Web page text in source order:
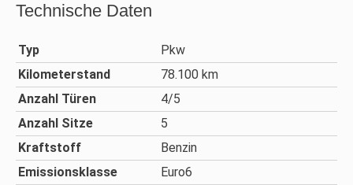
Technische Daten
Typ
Pkw
Kilometerstand
78.100 km
Anzahl Türen
4/5
Anzahl Sitze
5
Kraftstoff
Benzin
Emissionsklasse
Euro6